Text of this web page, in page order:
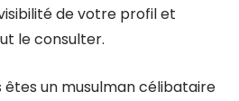
de votre profil et
le consulter.
êtes un musulman célibataire